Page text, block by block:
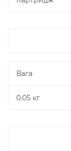
Вага
0.05 кг